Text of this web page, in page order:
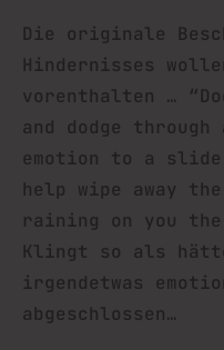
Die originale
Hindernisses
vorenthalten …
and dodge
emotion to a
help wipe away
raining on you
Klingt so als
irgendetwas
abgeschlossen…